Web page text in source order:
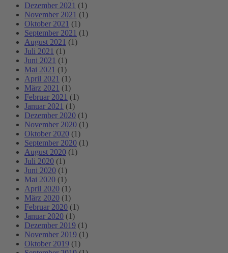
Dezember 2021 (1)
November 2021 (1)
Oktober 2021 (1)
September 2021 (1)
August 2021 (1)
Juli 2021 (1)
Juni 2021 (1)
Mai 2021 (1)
April 2021 (1)
März 2021 (1)
Februar 2021 (1)
Januar 2021 (1)
Dezember 2020 (1)
November 2020 (1)
Oktober 2020 (1)
September 2020 (1)
August 2020 (1)
Juli 2020 (1)
Juni 2020 (1)
Mai 2020 (1)
April 2020 (1)
März 2020 (1)
Februar 2020 (1)
Januar 2020 (1)
Dezember 2019 (1)
November 2019 (1)
Oktober 2019 (1)